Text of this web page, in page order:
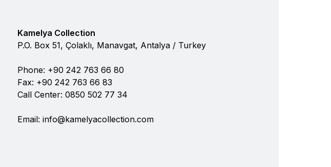
Kamelya Collection
P.O. Box 51, Çolaklı, Manavgat, Antalya / Turkey
Phone: +90 242 763 66 80
Fax: +90 242 763 66 83
Call Center: 0850 502 77 34
Email: info@kamelyacollection.com